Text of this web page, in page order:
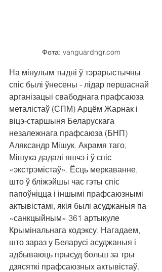
Фота: vanguardngr.com
На мінулым тыдні ў тэрарыстычны
спіс былі ўнесены - лідар першаснай
арганізацыі свабоднага прафсаюза
металістаў (СПМ) Арцём Жарнак і
віцэ-старшыня Беларускага
незалежнага прафсаюза (БНП)
Аляксандр Мішук. Акрамя таго,
Мішука дадалі яшчэ і ў спіс
«экстрэмістаў». Ёсць меркаванне,
што ў бліжэйшы час гэты спіс
папоўніцца і іншымі прафсаюзнымі
актывістамі, якія былі асуджаныя па
«санкцыйным» 361 артыкуле
Крымінальнага кодэксу. Нагадаем,
што зараз у Беларусі асуджаныя і
адбываюць прысуд больш за тры
дзясяткі прафсаюзных актывістаў.